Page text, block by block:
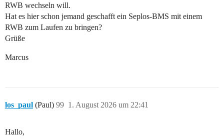
RWB wechseln will.
Hat es hier schon jemand geschafft ein Seplos-BMS mit einem
RWB zum Laufen zu bringen?
Grüße
Marcus
los_paul (Paul) 1. August 2026 um 22:41
99
Hallo,